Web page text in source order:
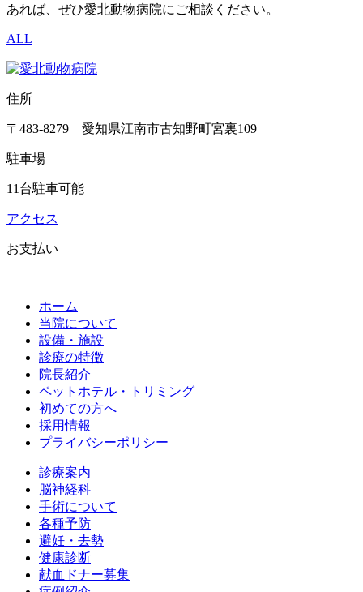
あれば、ぜひ愛北動物病院にご相談ください。
ALL
住所
〒483-8279 愛知県江南市古知野町宮裏109
駐車場
11台駐車可能
アクセス
お支払い
ホーム
当院について
設備・施設
診療の特徴
院長紹介
ペットホテル・トリミング
初めての方へ
採用情報
プライバシーポリシー
診療案内
脳神経科
手術について
各種予防
避妊・去勢
健康診断
献血ドナー募集